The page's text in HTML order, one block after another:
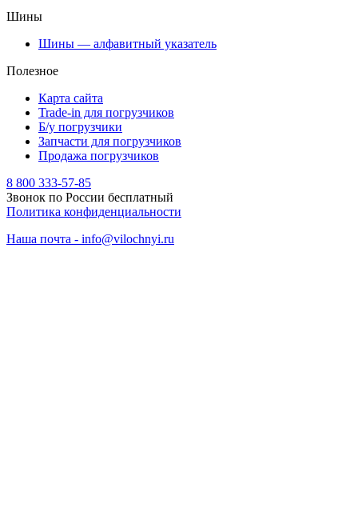
Шины
Шины — алфавитный указатель
Полезное
Карта сайта
Trade-in для погрузчиков
Б/у погрузчики
Запчасти для погрузчиков
Продажа погрузчиков
8 800 333-57-85
Звонок по России бесплатный
Политика конфиденциальности
Наша почта - info@vilochnyi.ru